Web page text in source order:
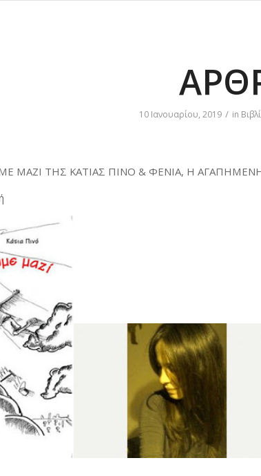
10 Ιανουαρίου, 2019 / in
ΜΑΖΙ ΤΗΣ ΚΑΤΙΑΣ ΠΙΝΟ & ΦΕΝΙΑ, Η